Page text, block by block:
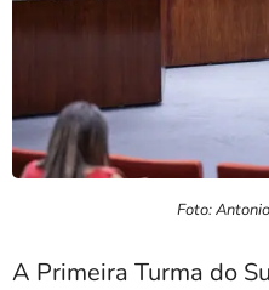
Foto:
A Primeira Turma do